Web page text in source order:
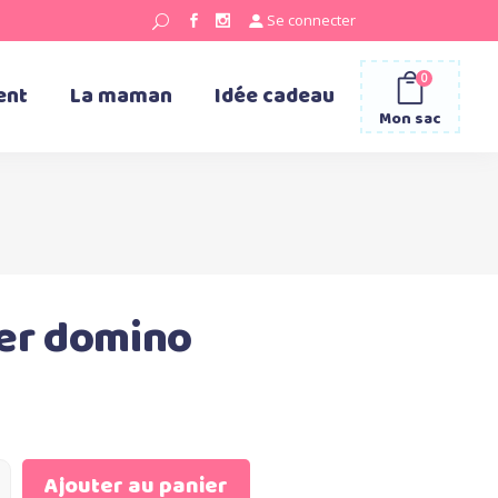
Se connecter
La maman Idée cadeau
Mon sac
0
domino
Ajouter au panier